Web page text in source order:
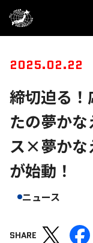
2025.02.22
締切迫る
たの夢か
ス×夢かな
が始動！
ニュース
SHARE